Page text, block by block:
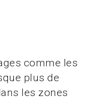
comme les
plus de
les zones